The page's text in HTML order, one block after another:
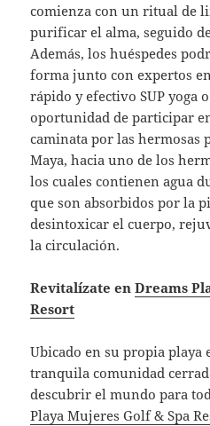
comienza con un ritual de
purificar el alma, seguido
Además, los huéspedes
forma junto con expertos
rápido y efectivo SUP yoga
oportunidad de participar
caminata por las hermosas
Maya, hacia uno de los
los cuales contienen agua
que son absorbidos por la
desintoxicar el cuerpo,
la circulación.
Revitalízate enDreams
Resort
Ubicado en su propia playa
tranquila comunidad
descubrir el mundo para
Playa Mujeres Golf & Spa